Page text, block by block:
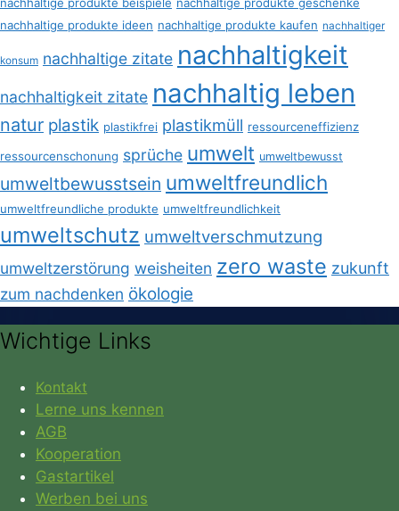
nachhaltige produkte ideen nachhaltige produkte kaufen nachhaltiger
konsum nachhaltige zitate nachhaltigkeit
nachhaltigkeit zitate nachhaltig leben
natur plastik plastikfrei plastikmüll ressourceneffizienz
ressourcenschonung sprüche umwelt umweltbewusst
umweltbewusstsein umweltfreundlich
umweltfreundliche produkte umweltfreundlichkeit
umweltschutz umweltverschmutzung
umweltzerstörung weisheiten zero waste zukunft
zum nachdenken ökologie
Wichtige Links
Kontakt
Lerne uns kennen
AGB
Kooperation
Gastartikel
Werben bei uns